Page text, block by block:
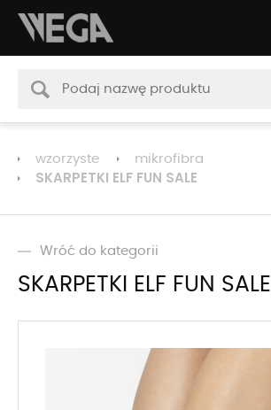
wzorzyste mikrofibra
SKARPETKI ELF FUN SALE
Wróć do kategorii
SKARPETKI ELF FUN SALE